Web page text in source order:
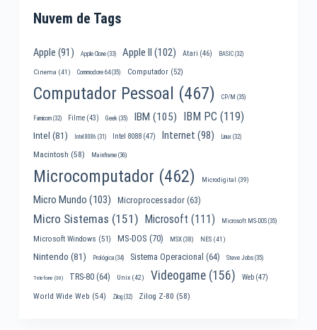
Nuvem de Tags
Apple (91) Apple Clone(33) Apple II (102) Atari (46) BASIC(32)
Cinema (41) Commodore 64(35) Computador(52)
Computador Pessoal (467) CP/M (35)
Famicom(32) Filme(43) Geek(35) IBM (105) IBM PC (119)
Intel (81) Intel 8086 (31) Intel 8088(47) Internet (98) Linux(32)
Macintosh (58) Mainframe(36)
Microcomputador (462) Microdigital (39)
Micro Mundo (103) Microprocessador(63)
Micro Sistemas (151) Microsoft (111) Microsoft MS-DOS(35)
Microsoft Windows (51) MS-DOS (70) MSX(38) NES(41)
Nintendo (81) Prológica(34) Sistema Operacional (64) Steve Jobs(35)
Telefone (30) TRS-80(64) Unix(42) Videogame(156) Web(47)
World Wide Web (54) Zilog(32) Zilog Z-80 (58)